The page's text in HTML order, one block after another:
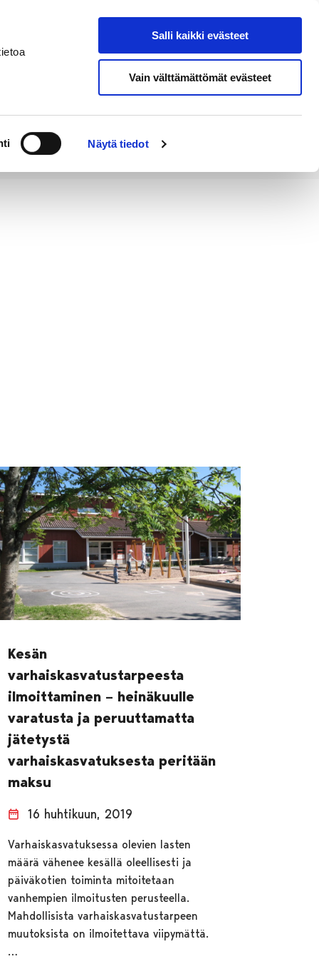
Näytä tiedot
Salli kaikki evästeet
Vain välttämättömät evästeet
Hae sivustolta
Kesän
varhaiskasvatustarpeesta
ilmoittaminen – heinäkuulle
varatusta ja peruuttamatta
jätetystä
varhaiskasvatuksesta peritään
maksu
16 huhtikuun, 2019
Varhaiskasvatuksessa olevien lasten
määrä vähenee kesällä oleellisesti ja
päiväkotien toiminta mitoitetaan
vanhempien ilmoitusten perusteella.
Mahdollisista varhaiskasvatustarpeen
muutoksista on ilmoitettava viipymättä.
…